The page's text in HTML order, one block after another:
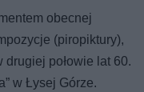
obecnej
(piropiktury),
drugiej połowie lat 60.
w Łysej Górze.